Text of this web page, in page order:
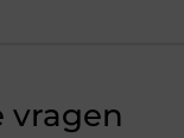
vragen